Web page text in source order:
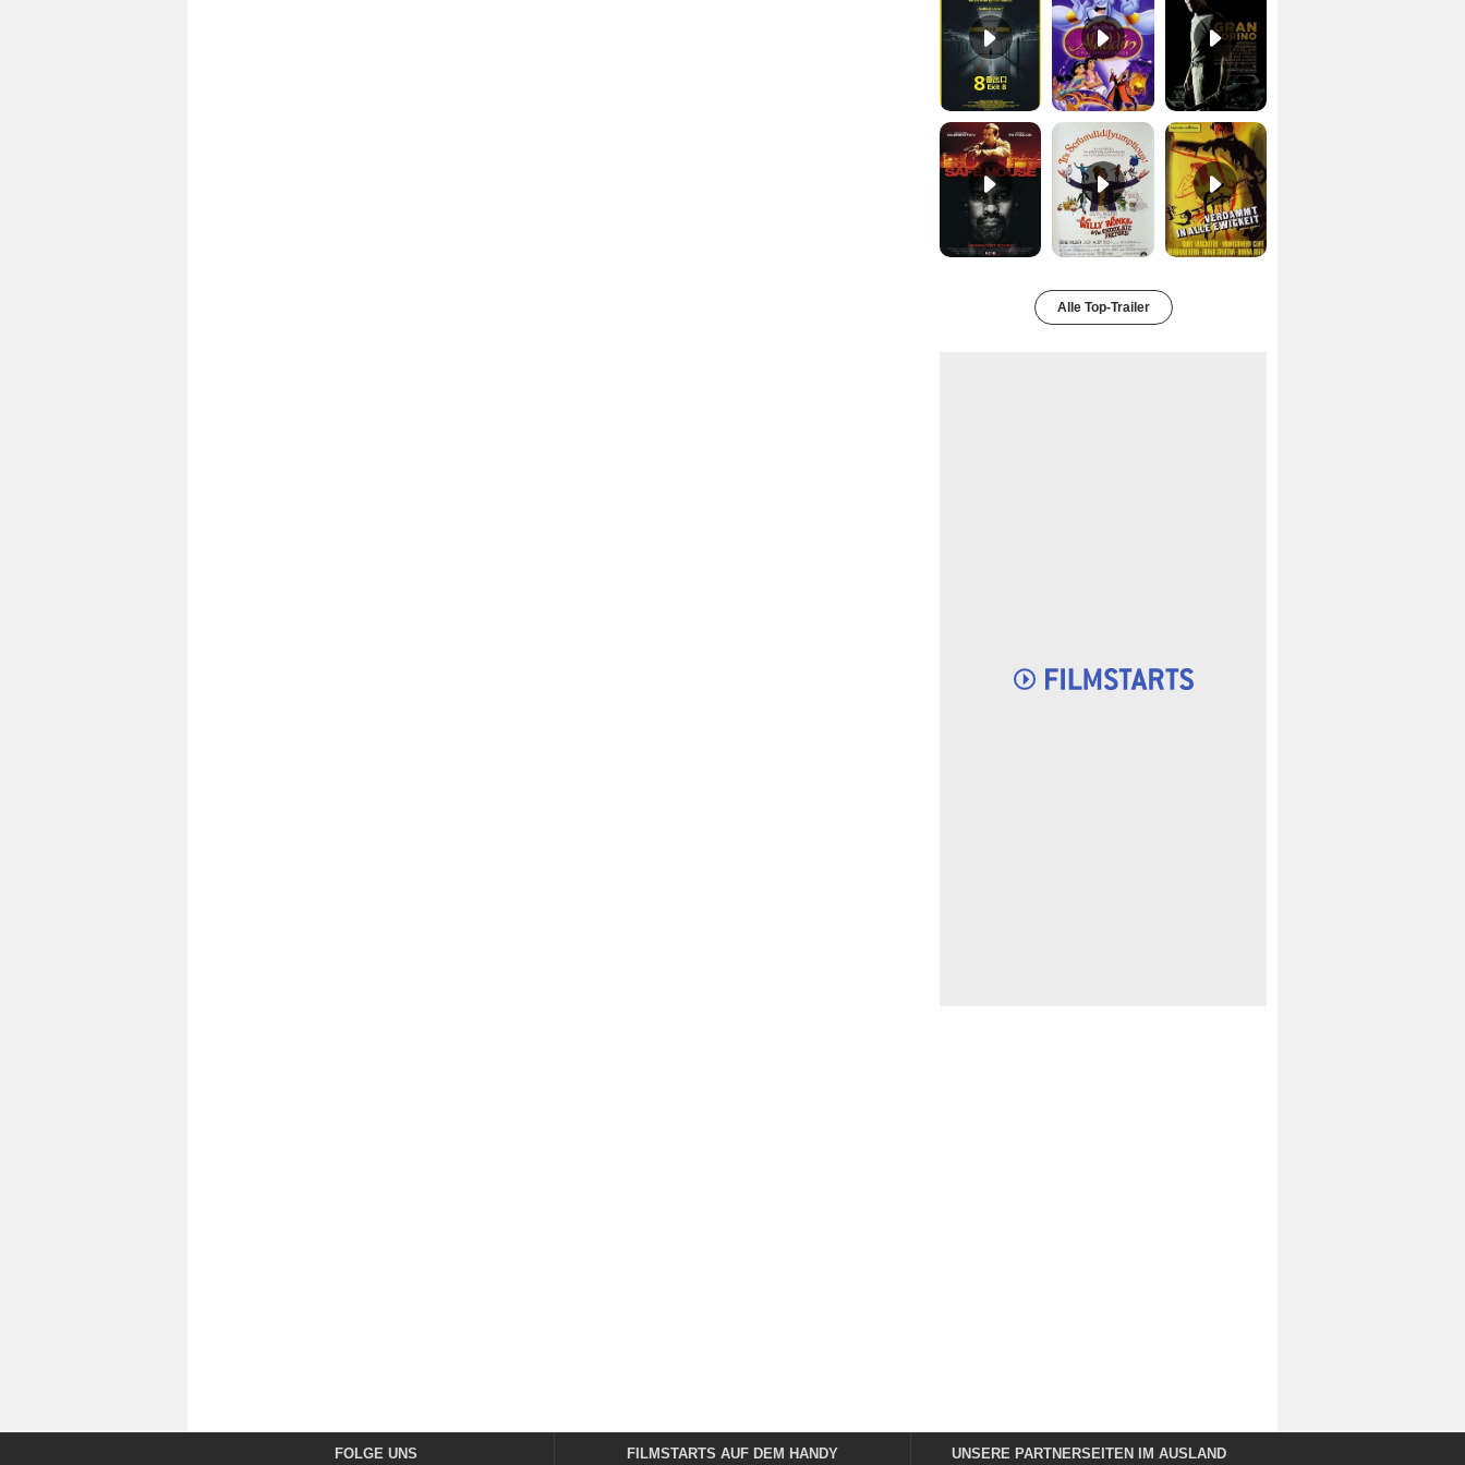
Charlie und die Schokoladenfabrik Trailer OV Verdammt in alle Ewigkeit Trailer OV
Alle Top-Trailer
FOLGE UNS FILMSTARTS AUF DEM HANDY UNSERE PARTNERSEITEN IM AUSLAND